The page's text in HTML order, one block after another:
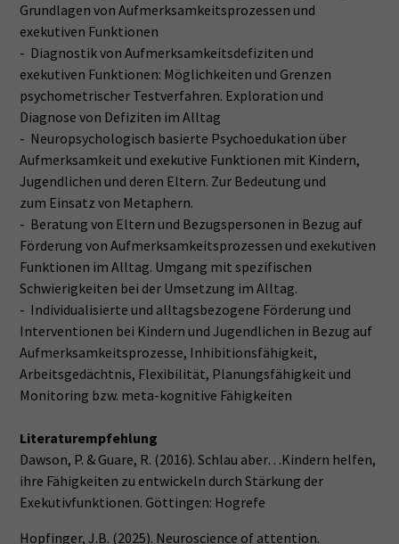
Grundlagen von Aufmerksamkeitsprozessen und
exekutiven Funktionen
- Diagnostik von Aufmerksamkeitsdefiziten und
exekutiven Funktionen: Möglichkeiten und Grenzen
psychometrischer Testverfahren. Exploration und
Diagnose von Defiziten im Alltag
- Neuropsychologisch basierte Psychoedukation über
Aufmerksamkeit und exekutive Funktionen mit Kindern,
Jugendlichen und deren Eltern. Zur Bedeutung und
zum Einsatz von Metaphern.
- Beratung von Eltern und Bezugspersonen in Bezug auf
Förderung von Aufmerksamkeitsprozessen und exekutiven
Funktionen im Alltag. Umgang mit spezifischen
Schwierigkeiten bei der Umsetzung im Alltag.
- Individualisierte und alltagsbezogene Förderung und
Interventionen bei Kindern und Jugendlichen in Bezug auf
Aufmerksamkeitsprozesse, Inhibitionsfähigkeit,
Arbeitsgedächtnis, Flexibilität, Planungsfähigkeit und
Monitoring bzw. meta-kognitive Fähigkeiten
Literaturempfehlung
Dawson, P. & Guare, R. (2016). Schlau aber…Kindern helfen,
ihre Fähigkeiten zu entwickeln durch Stärkung der
Exekutivfunktionen. Göttingen: Hogrefe
Hopfinger, J.B. (2025). Neuroscience of attention.